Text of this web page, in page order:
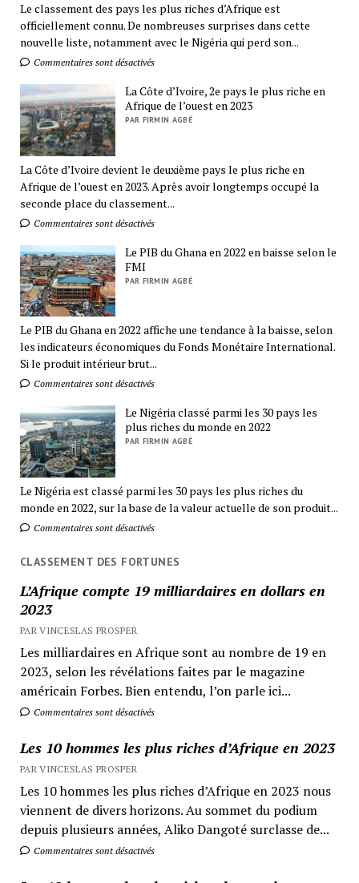
Le classement des pays les plus riches d’Afrique est
officiellement connu. De nombreuses surprises dans cette
nouvelle liste, notamment avec le Nigéria qui perd son...
Commentaires sont désactivés
La Côte d’Ivoire, 2e pays le plus riche en
Afrique de l’ouest en 2023
PAR FIRMIN AGBÉ
La Côte d’Ivoire devient le deuxième pays le plus riche en
Afrique de l’ouest en 2023. Après avoir longtemps occupé la
seconde place du classement...
Commentaires sont désactivés
Le PIB du Ghana en 2022 en baisse selon le
FMI
PAR FIRMIN AGBÉ
Le PIB du Ghana en 2022 affiche une tendance à la baisse, selon
les indicateurs économiques du Fonds Monétaire International.
Si le produit intérieur brut...
Commentaires sont désactivés
Le Nigéria classé parmi les 30 pays les
plus riches du monde en 2022
PAR FIRMIN AGBÉ
Le Nigéria est classé parmi les 30 pays les plus riches du
monde en 2022, sur la base de la valeur actuelle de son produit...
Commentaires sont désactivés
CLASSEMENT DES FORTUNES
L’Afrique compte 19 milliardaires en dollars en
2023
PAR VINCESLAS PROSPER
Les milliardaires en Afrique sont au nombre de 19 en
2023, selon les révélations faites par le magazine
américain Forbes. Bien entendu, l’on parle ici...
Commentaires sont désactivés
Les 10 hommes les plus riches d’Afrique en 2023
PAR VINCESLAS PROSPER
Les 10 hommes les plus riches d’Afrique en 2023 nous
viennent de divers horizons. Au sommet du podium
depuis plusieurs années, Aliko Dangoté surclasse de...
Commentaires sont désactivés